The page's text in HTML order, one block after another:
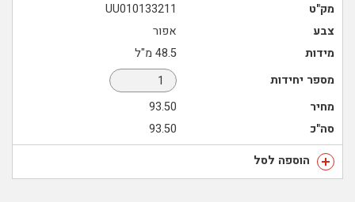
מק"ט
UU010133211
צבע
אפור
מידות
48.5 מ"ל
מספר יחידות
מחיר
93.50
סה"כ
93.50
הוספה לסל